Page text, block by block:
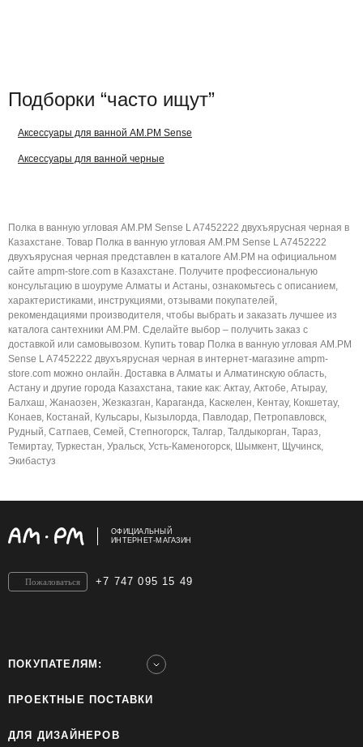
Подборки “часто ищут”
Аксессуары для ванной AM.PM Sense
Аксессуары для ванной черные
Полка в ванную угловая AM.PM Sense L A7452222 двухъярусная черная в
Казахстане. Товар Полка в ванную угловая AM.PM Sense L A7452222
двухъярусная черная представлен в каталоге AM.PM на официальном
сайте ampm-store.com в Казахстане. Получите профессиональную
консультацию в шоуруме Алматы и Астаны, ознакомьтесь с описанием,
характеристиками, инструкциями, отзывами покупателей,
рекомендациями производителя, чтобы выбрать и заказать лучшее из
каталога сантехники AM.PM. Сделайте выбор – получить заказ с
доставкой или самовывозом. Купить товар Полка в ванную угловая AM.PM
Sense L A7452222 двухъярусная черная в интернет-магазине ampm-
store.com можно онлайн. Доставка в Алматы и Алматинскую область,
Астану и другие города Казахстана, такие как: Актау, Актобе, Атырау,
Балхаш, Жанаозен, Жезказган, Караганда, Каскелен, Кентау, Кокшетау,
Конаев, Костанай, Кульсары, Кызылорда, Павлодар, Петропавловск,
Рудный, Сатпаев, Семей, Степногорск, Талгар, Талдыкорган, Тараз,
Темиртау, Туркестан, Уральск, Усть-Каменогорск, Шымкент, Щучинск,
Экибастуз
ОФИЦИАЛЬНЫЙ
ИНТЕРНЕТ-МАГАЗИН
+7 747 095 15 49
Пожаловаться
ПОКУПАТЕЛЯМ:
ПРОЕКТНЫЕ ПОСТАВКИ
ДЛЯ ДИЗАЙНЕРОВ